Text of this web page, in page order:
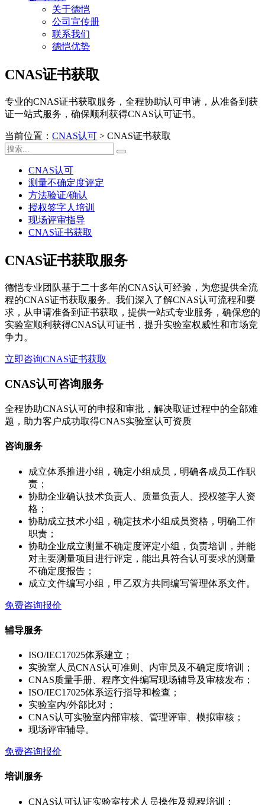
关于德恺
公司宣传册
联系我们
德恺优势
CNAS证书获取
专业的CNAS证书获取服务，全程协助认可申请，从准备到获
证一站式服务，确保顺利获得CNAS认可证书。
当前位置： CNAS认可 > CNAS证书获取
CNAS认可
测量不确定度评定
方法验证/确认
授权签字人培训
现场评审指导
CNAS证书获取
CNAS证书获取服务
德恺专业团队基于二十多年的CNAS认可经验，为您提供全流
程的CNAS证书获取服务。我们深入了解CNAS认可流程和要
求，从申请准备到证书获取，提供一站式专业服务，确保您的
实验室顺利获得CNAS认可证书，提升实验室权威性和市场竞
争力。
立即咨询CNAS证书获取
CNAS认可咨询服务
全程协助CNAS认可的申报和审批，解决取证过程中的全部难
题，助力客户成功取得CNAS实验室认可资质
咨询服务
成立体系推进小组，确定小组成员，明确各成员工作职
责；
协助企业确认技术负责人、质量负责人、授权签字人资
格；
协助成立技术小组，确定技术小组成员资格，明确工作
职责；
协助企业成立测量不确定度评定小组，负责培训，并能
对主要测量项目进行评定，能出具符合认可要求的测量
不确定度报告；
成立文件编写小组，甲乙双方共同编写管理体系文件。
免费咨询报价
辅导服务
ISO/IEC17025体系建立；
实验室人员CNAS认可准则、内审员及不确定度培训；
CNAS质量手册、程序文件编写现场辅导及审核发布；
ISO/IEC17025体系运行指导和检查；
实验室内/外部比对；
CNAS认可实验室内部审核、管理评审、模拟审核；
现场评审辅导。
免费咨询报价
培训服务
CNAS认可认证实验室技术人员操作及规程培训；